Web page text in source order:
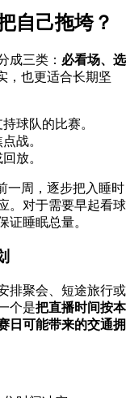
自己拖垮？
成三类： 必看场、选
，也更适合长期坚
球队的比赛。
战。
放。
一周，逐步把入睡时
。对于需要早起看球
证睡眠总量。
排聚会、短途旅行或
个是把直播时间按本
日可能带来的交通拥